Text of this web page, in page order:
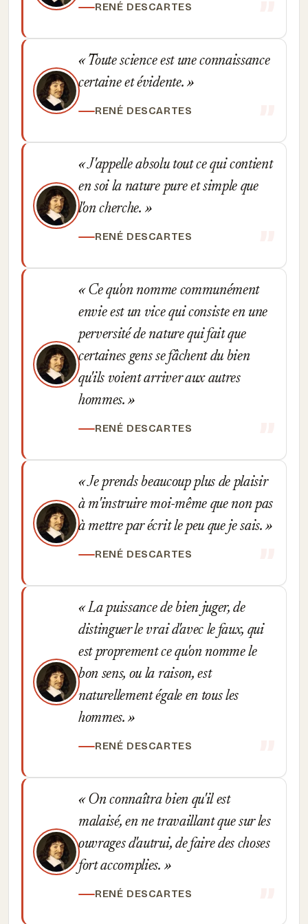
RENÉ DESCARTES
Toute science est une connaissance
certaine et évidente.
RENÉ DESCARTES
J'appelle absolu tout ce qui contient
en soi la nature pure et simple que
l'on cherche.
RENÉ DESCARTES
Ce qu'on nomme communément
envie est un vice qui consiste en une
perversité de nature qui fait que
certaines gens se fâchent du bien
qu'ils voient arriver aux autres
hommes.
RENÉ DESCARTES
Je prends beaucoup plus de plaisir
à m'instruire moi-même que non pas
à mettre par écrit le peu que je sais.
RENÉ DESCARTES
La puissance de bien juger, de
distinguer le vrai d'avec le faux, qui
est proprement ce qu'on nomme le
bon sens, ou la raison, est
naturellement égale en tous les
hommes.
RENÉ DESCARTES
On connaîtra bien qu'il est
malaisé, en ne travaillant que sur les
ouvrages d'autrui, de faire des choses
fort accomplies.
RENÉ DESCARTES